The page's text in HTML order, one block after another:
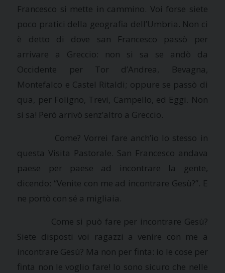
Francesco si mette in cammino. Voi forse siete
poco pratici della geografia dell’Umbria. Non ci
è detto di dove san Francesco passò per
arrivare a Greccio: non si sa se andò da
Occidente per Tor d’Andrea, Bevagna,
Montefalco e Castel Ritaldi; oppure se passò di
qua, per Foligno, Trevi, Campello, ed Eggi. Non
si sa! Però arrivò senz’altro a Greccio.
Come? Vorrei fare anch’io lo stesso in
questa Visita Pastorale. San Francesco andava
paese per paese ad incontrare la gente,
dicendo: “Venite con me ad incontrare Gesù?”. E
ne portò con sé a migliaia.
Come si può fare per incontrare Gesù?
Siete disposti voi ragazzi a venire con me a
incontrare Gesù? Ma non per finta: io le cose per
finta non le voglio fare! Io sono sicuro che nelle